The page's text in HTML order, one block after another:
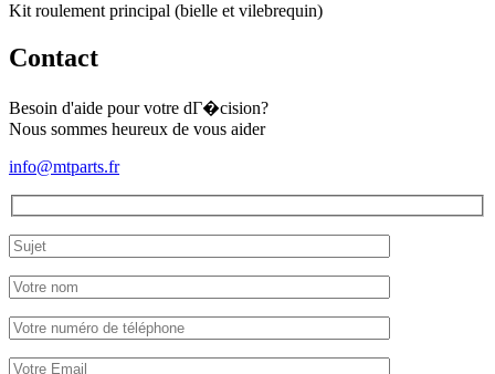
Kit roulement principal (bielle et vilebrequin)
Contact
Besoin d'aide pour votre dГ�cision?
Nous sommes heureux de vous aider
info@mtparts.fr